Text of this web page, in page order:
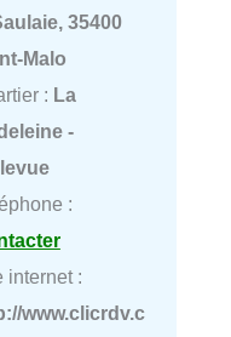
35400
Malo
: La
-
:
internet :
www.clicrdv.c